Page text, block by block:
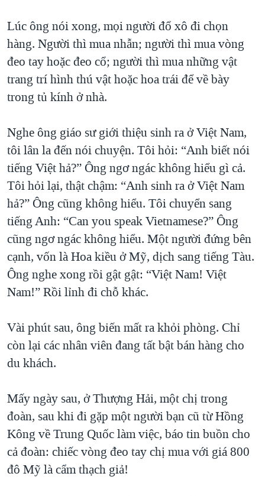
Lúc ông nói xong, mọi người đổ xô đi chọn
hàng. Người thì mua nhẫn; người thì mua vòng
đeo tay hoặc đeo cổ; người thì mua những vật
trang trí hình thú vật hoặc hoa trái để về bày
trong tủ kính ở nhà.
Nghe ông giáo sư giới thiệu sinh ra ở Việt Nam,
tôi lân la đến nói chuyện. Tôi hỏi: “Anh biết nói
tiếng Việt hả?” Ông ngơ ngác không hiểu gì cả.
Tôi hỏi lại, thật chậm: “Anh sinh ra ở Việt Nam
hả?” Ông cũng không hiểu. Tôi chuyển sang
tiếng Anh: “Can you speak Vietnamese?” Ông
cũng ngơ ngác không hiểu. Một người đứng bên
cạnh, vốn là Hoa kiều ở Mỹ, dịch sang tiếng Tàu.
Ông nghe xong rồi gật gật: “Việt Nam! Việt
Nam!” Rồi lỉnh đi chỗ khác.
Vài phút sau, ông biến mất ra khỏi phòng. Chỉ
còn lại các nhân viên đang tất bật bán hàng cho
du khách.
Mấy ngày sau, ở Thượng Hải, một chị trong
đoàn, sau khi đi gặp một người bạn cũ từ Hồng
Kông về Trung Quốc làm việc, báo tin buồn cho
cả đoàn: chiếc vòng đeo tay chị mua với giá 800
đô Mỹ là cẩm thạch giả!